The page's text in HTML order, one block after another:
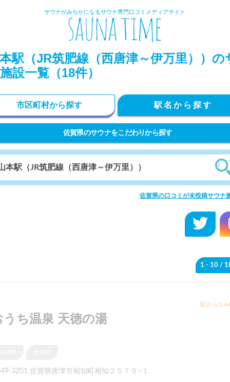
サウナがみぢかになるサウナ専門口コミメディアサイト
駅（JR筑肥線（西唐津～伊万里））の
設一覧（18件）
市区町村から探す 駅名から探す
佐賀県のサウナをこだわりから探す
佐賀県の口コミが未投稿サウナ
1 - 10 /
駅から
うち温泉 天徳の湯
3201 佐賀県唐津市相知町相知２５７９−１